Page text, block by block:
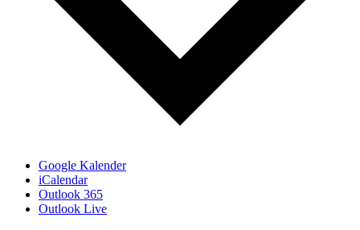
Google Kalender
iCalendar
Outlook 365
Outlook Live